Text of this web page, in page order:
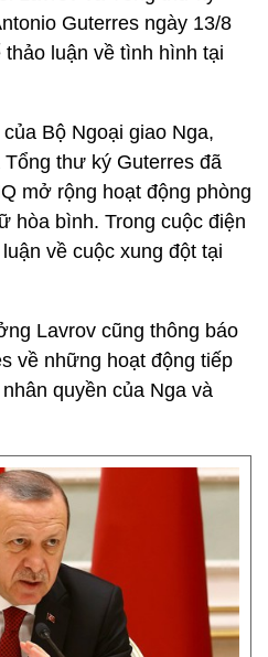
Guterres ngày 13/8
luận về tình hình tại
Bộ Ngoại giao Nga,
thư ký Guterres đã
mở rộng hoạt động phòng
hòa bình. Trong cuộc điện
về cuộc xung đột tại
Lavrov cũng thông báo
về những hoạt động tiếp
quyền của Nga và